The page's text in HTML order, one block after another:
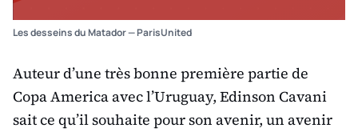
Les desseins du Matador — ParisUnited
Auteur d’une très bonne première partie de
Copa America avec l’Uruguay, Edinson Cavani
sait ce qu’il souhaite pour son avenir, un avenir